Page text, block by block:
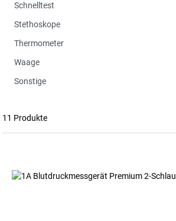
Schnelltest
Stethoskope
Thermometer
Waage
Sonstige
11 Produkte